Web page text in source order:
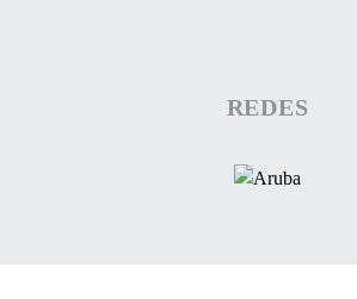
REDES